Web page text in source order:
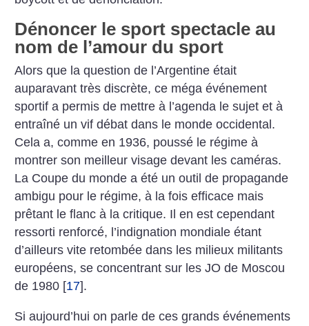
Dénoncer le sport spectacle au
nom de l’amour du sport
Alors que la question de l’Argentine était
auparavant très discrète, ce méga événement
sportif a permis de mettre à l’agenda le sujet et à
entraîné un vif débat dans le monde occidental.
Cela a, comme en 1936, poussé le régime à
montrer son meilleur visage devant les caméras.
La Coupe du monde a été un outil de propagande
ambigu pour le régime, à la fois efficace mais
prêtant le flanc à la critique. Il en est cependant
ressorti renforcé, l’indignation mondiale étant
d’ailleurs vite retombée dans les milieux militants
européens, se concentrant sur les JO de Moscou
de 1980 [17].
Si aujourd’hui on parle de ces grands événements